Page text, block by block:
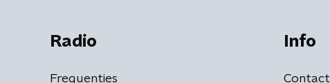
Radio
Frequenties
Info
Contact